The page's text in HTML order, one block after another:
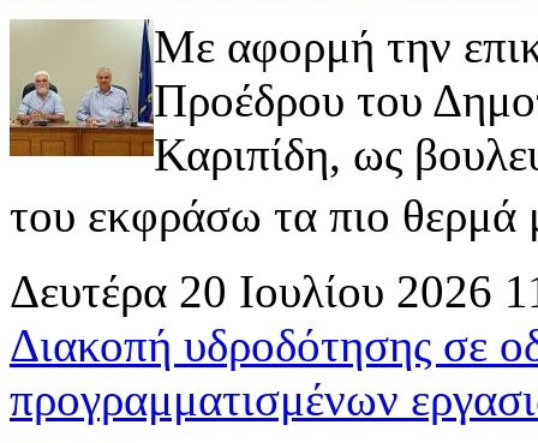
Με αφορμή την
Προέδρου του
Καριπίδη, ως
του εκφράσω τα πιο
Δευτέρα 20 Ιουλίου 2026
Διακοπή υδροδότησης σε
προγραμματισμένων